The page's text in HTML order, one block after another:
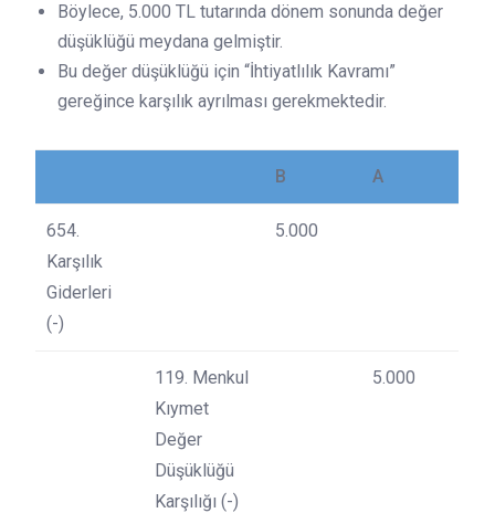
Böylece, 5.000 TL tutarında dönem sonunda değer
düşüklüğü meydana gelmiştir.
Bu değer düşüklüğü için “İhtiyatlılık Kavramı”
gereğince karşılık ayrılması gerekmektedir.
B A
654.
Karşılık
Giderleri
(-)
5.000
119. Menkul
Kıymet
Değer
Düşüklüğü
Karşılığı (-)
5.000